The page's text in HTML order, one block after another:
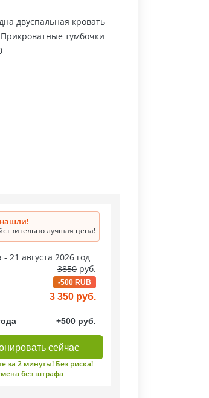
двуспальная кровать
Прикроватные тумбочки
лучшая цена!
- 21 августа 2026 год
3850 руб.
-500 RUB
3 350 руб.
+500 руб.
сейчас
за 2 минуты! Без риска!
без штрафа